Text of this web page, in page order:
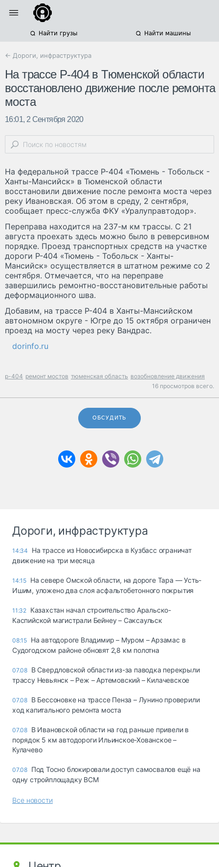
Найти грузы Найти машины
← Дороги, инфраструктура
На трассе Р-404 в Тюменской области
восстановлено движение после ремонта
моста
16:01, 2 Сентября 2020
На федеральной трассе Р-404 «Тюмень - Тобольск -
Ханты-Мансийск» в Тюменской области
восстановили движение после ремонта моста через
реку Ивановская. Об этом в среду, 2 сентября,
сообщает пресс-служба ФКУ «Уралуправтодор».
Переправа находится на 237-м км трассы. С 21
августа проехать здесь можно было в реверсивном
порядке. Проезд транспортных средств на участке
дороги Р-404 «Тюмень - Тобольск - Ханты-
Мансийск» осуществляется в штатном режиме со 2
сентября. Отмечается, что на переправе
завершились ремонтно-восстановительные работы
деформационного шва.
Добавим, на трассе Р-404 в Ханты-Мансийском
автономном округе - Югре до 15 октября ограничен
проезд на мосту через реку Вандрас.
dorinfo.ru
р-404 ремонт мостов тюменская область возобновление движения
16 просмотров всего.
ОБСУДИТЬ
Дороги, инфраструктура
14:34
На трассе из Новосибирска в Кузбасс ограничат
движение на три месяца
14:15 На севере Омской области, на дороге Тара — Усть-
Ишим, уложено два слоя асфальтобетонного покрытия
11:32 Казахстан начал строительство Аральско-
Каспийской магистрали Бейнеу – Саксаульск
08:15 На автодороге Владимир – Муром – Арзамас в
Судогодском районе обновят 2,8 км полотна
07.08 В Свердловской области из-за паводка перекрыли
трассу Невьянск – Реж – Артемовский – Килачевское
07.08 В Бессоновке на трассе Пенза – Лунино проверили
ход капитального ремонта моста
07.08 В Ивановской области на год раньше привели в
порядок 5 км автодороги Ильинское-Хованское –
Кулачево
07.08 Под Тосно блокировали доступ самосвалов ещё на
одну стройплощадку ВСМ
Все новости